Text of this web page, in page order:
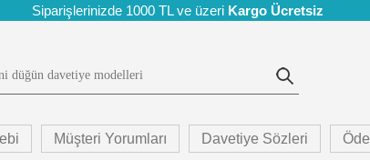
Siparişlerinizde 1000 TL ve üzeri Kargo Ücretsiz
Müşteri Yorumları Davetiye Sözleri